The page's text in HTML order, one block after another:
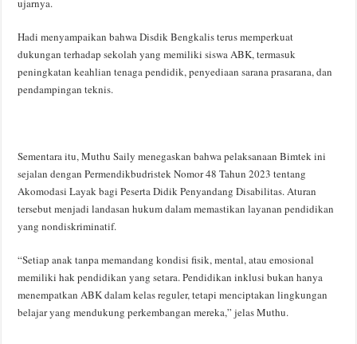
ujarnya.
Hadi menyampaikan bahwa Disdik Bengkalis terus memperkuat
dukungan terhadap sekolah yang memiliki siswa ABK, termasuk
peningkatan keahlian tenaga pendidik, penyediaan sarana prasarana, dan
pendampingan teknis.
Sementara itu, Muthu Saily menegaskan bahwa pelaksanaan Bimtek ini
sejalan dengan Permendikbudristek Nomor 48 Tahun 2023 tentang
Akomodasi Layak bagi Peserta Didik Penyandang Disabilitas. Aturan
tersebut menjadi landasan hukum dalam memastikan layanan pendidikan
yang nondiskriminatif.
“Setiap anak tanpa memandang kondisi fisik, mental, atau emosional
memiliki hak pendidikan yang setara. Pendidikan inklusi bukan hanya
menempatkan ABK dalam kelas reguler, tetapi menciptakan lingkungan
belajar yang mendukung perkembangan mereka,” jelas Muthu.